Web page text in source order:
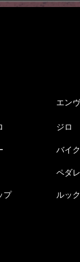
エン
ジロ
バイ
ペダ
プ ルック